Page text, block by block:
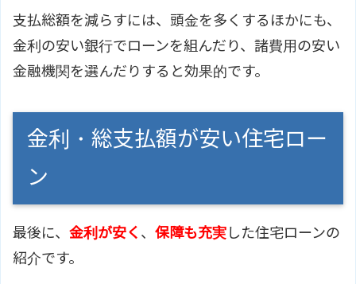
支払総額を減らすには、頭金を多くするほかにも、
金利の安い銀行でローンを組んだり、諸費用の安い
金融機関を選んだりすると効果的です。
金利・総支払額が安い住宅ロー
ン
最後に、 金利が安く 、 保障も充実した住宅ローンの
紹介です。